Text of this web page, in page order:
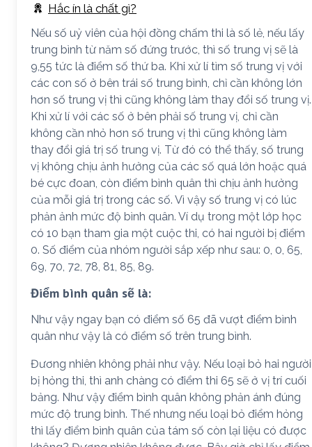
Hắc ín là chất gì?
Nếu số uỷ viên của hội đồng chấm thi là số lẻ, nếu lấy
trung bình từ năm số đứng trước, thì số trung vị sẽ là
9,55 tức là điểm số thứ ba. Khi xử lí tìm số trung vị với
các con số ở bên trái số trung bình, chỉ cần không lớn
hơn số trung vị thì cũng không làm thay đổi số trung vị.
Khi xử lí với các số ở bên phải số trung vị, chỉ cần
không cần nhỏ hơn số trung vị thì cũng không làm
thay đổi giá trị số trung vị. Từ đó có thể thấy, số trung
vị không chịu ảnh hưởng của các số quá lớn hoặc quá
bé cực đoan, còn điểm bình quân thì chịu ảnh hưởng
của mỗi giá trị trong các số. Vì vậy số trung vị có lúc
phản ảnh mức độ bình quân. Ví dụ trong một lớp học
có 10 bạn tham gia một cuộc thi, có hai người bị điểm
0. Số điểm của nhóm người sắp xếp như sau: 0, 0, 65,
69, 70, 72, 78, 81, 85, 89.
Điểm bình quân sẽ là:
Như vậy ngay bạn có điểm số 65 đã vượt điểm bình
quân như vậy là có điểm số trên trung bình.
Đương nhiên không phải như vậy. Nếu loại bỏ hai người
bị hỏng thi, thì anh chàng có điểm thi 65 sẽ ở vị trí cuối
bảng. Như vậy điểm bình quân không phản ánh đúng
mức độ trung bình. Thế nhưng nếu loại bỏ điểm hỏng
thì lấy điểm bình quân của tám số còn lại liệu có được